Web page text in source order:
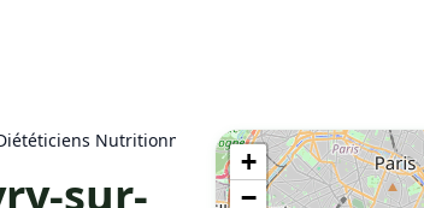
Nutritionnistes à Ivry-sur-Seine - (94200)
sur-
+
−